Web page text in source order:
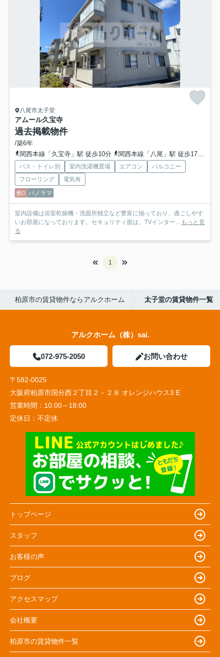
八尾市太子堂
アムール久宝寺
過去掲載物件
/築6年
関西本線「久宝寺」駅 徒歩10分
関西本線「八尾」駅 徒歩17分
バス・トイレ別 室内洗濯機置場 エアコン
バルコニー
フローリング
電気有
敷0 パノラマ
室内設備は浴室乾燥機・洗面所独立など豊富に揃っており、過ごしやす
いお部屋になっております。セキュリティ面は、TVインター... もっと見
る
1
柏原市の賃貸物件ならアルクホーム 太子堂の賃貸物件一覧
アルクホーム（株）sai.
072-975-2050 お問い合わせ
〒582-0025
大阪府柏原市国分西２丁目２－２８ オレンジハウス3 E
営業時間： 10:00～18:00
定休日： 不定休
トップページ
スタッフ
お客様の声
ブログ
アクセスマップ
会社概要
柏原市の賃貸物件一覧